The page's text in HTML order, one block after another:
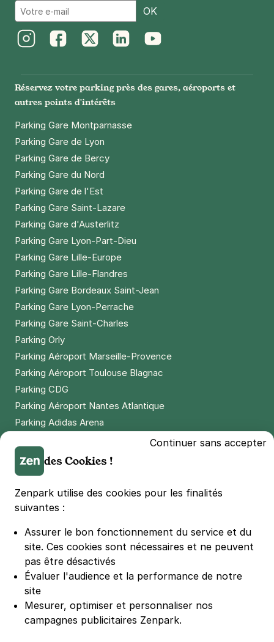
OK
Réservez votre parking près des gares, aéroports et
autres points d'intérêts
Parking Gare Montparnasse
Parking Gare de Lyon
Parking Gare de Bercy
Parking Gare du Nord
Parking Gare de l'Est
Parking Gare Saint-Lazare
Parking Gare d'Austerlitz
Parking Gare Lyon-Part-Dieu
Parking Gare Lille-Europe
Parking Gare Lille-Flandres
Parking Gare Bordeaux Saint-Jean
Parking Gare Lyon-Perrache
Parking Gare Saint-Charles
Parking Orly
Parking Aéroport Marseille-Provence
Parking Aéroport Toulouse Blagnac
Parking CDG
Parking Aéroport Nantes Atlantique
Parking Adidas Arena
Parking LDLC Arena
Parking Stade Pierre Mauroy
Parking Groupama Stadium
Parking Vélodrome
Parking Bercy
Parking La Défense Arena
Parking Les 4 temps
Parking Nation
Parking Porte de Versailles
Parking Lille Grand Palais
Continuer sans accepter
des Cookies !
Zenpark utilise des cookies pour les finalités
suivantes :
Assurer le bon fonctionnement du service et du
site. Ces cookies sont nécessaires et ne peuvent
pas être désactivés
Évaluer l'audience et la performance de notre
site
Mesurer, optimiser et personnaliser nos
campagnes publicitaires Zenpark.